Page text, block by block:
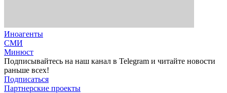
Иноагенты
СМИ
Минюст
Подписывайтесь на наш канал в Telegram и читайте новости
раньше всех!
Подписаться
Партнерские проекты